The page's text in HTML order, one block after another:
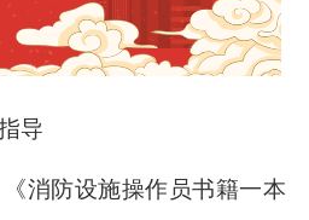
导
消防设施操作员书籍一本